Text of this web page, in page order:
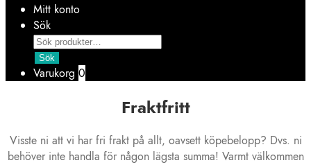
Mitt konto
Sök
Products
search
Sök
Varukorg 0
Fraktfritt
Visste ni att vi har fri frakt på allt, oavsett köpebelopp? Dvs. ni
behöver inte handla för någon lägsta summa! Varmt välkommen